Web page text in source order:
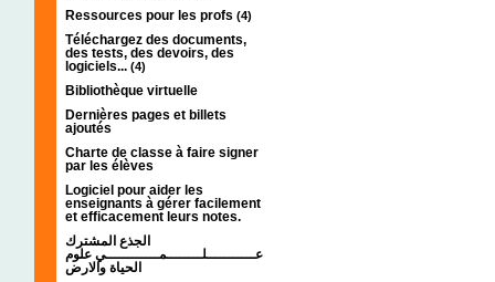
Ressources pour les profs (4)
Téléchargez des documents,
des tests, des devoirs, des
logiciels... (4)
Bibliothèque virtuelle
Dernières pages et billets
ajoutés
Charte de classe à faire signer
par les élèves
Logiciel pour aider les
enseignants à gérer facilement
et efficacement leurs notes.
الجذع المشترك
عـــــــــــلــــــــمــــــــــــي علوم
الحياة والارض